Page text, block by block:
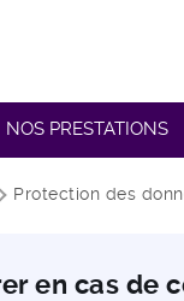
NOS PRESTATIONS
Protection des
en cas de